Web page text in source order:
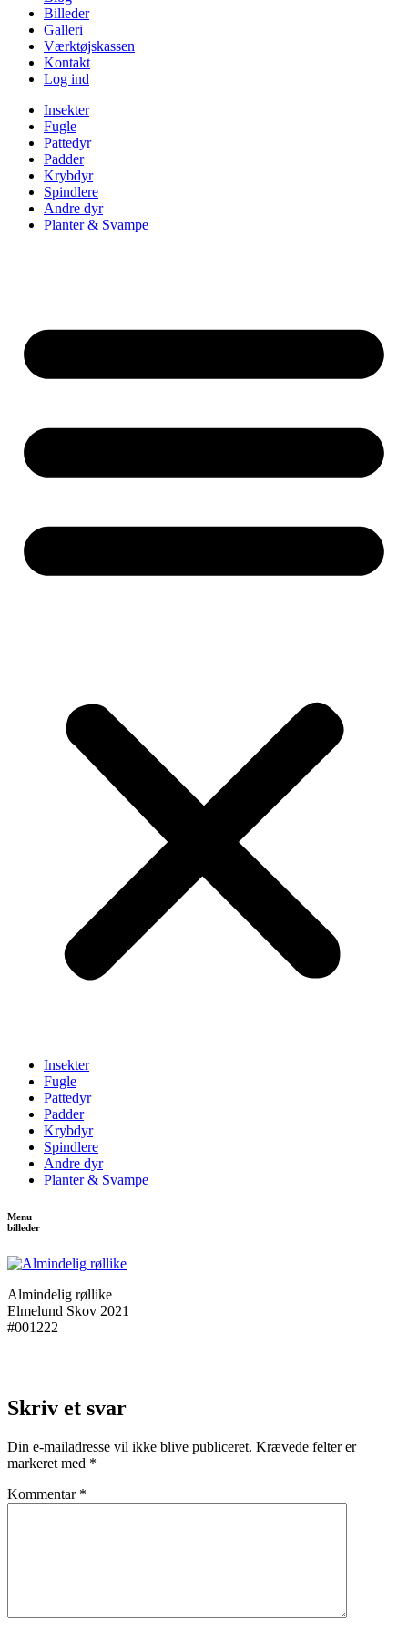
Billeder
Galleri
Værktøjskassen
Kontakt
Log ind
Insekter
Fugle
Pattedyr
Padder
Krybdyr
Spindlere
Andre dyr
Planter & Svampe
Insekter
Fugle
Pattedyr
Padder
Krybdyr
Spindlere
Andre dyr
Planter & Svampe
Menu
billeder
Almindelig røllike
Elmelund Skov 2021
#001222
Skriv et svar
Din e-mailadresse vil ikke blive publiceret. Krævede felter er
markeret med *
Kommentar *